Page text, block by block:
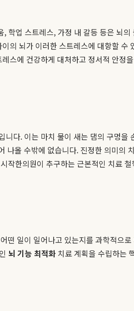
업 스트레스, 가정 내 갈등 등은 뇌
의 뇌가 이러한 스트레스에 대항할
스에 건강하게 대처하고 정서적 안정
다. 이는 마치 물이 새는 댐의 구멍을
올 수밖에 없습니다. 진정한 의미의
작한의원이 추구하는 근본적인 치료
떤 일이 일어나고 있는지를 과학적으
뇌 기능 최적화 치료 계획을 수립하는